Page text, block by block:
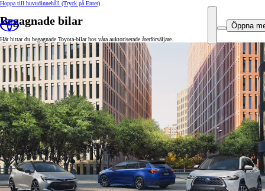
Hoppa till huvudinnehåll (Tryck på Enter)
Öppna
Begagnade bilar
Här hittar du begagnade Toyota-bilar hos våra auktoriserade återförsäljare.